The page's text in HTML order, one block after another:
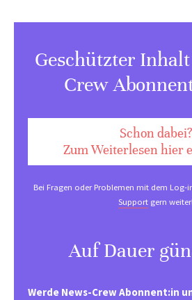
Geschützter
Crew
Schon dabei?
Zum Weiterlesen hier
Bei Fragen oder Problemen mit dem Log-
Support gern weiter!
Auf Dauer
Werde News-Crew Abonnent:in